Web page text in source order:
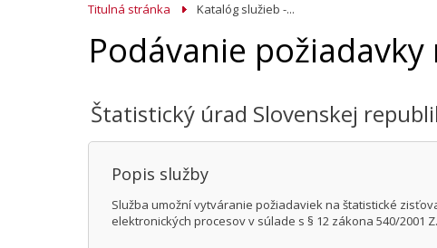
Titulná stránka Katalóg služieb -...
Podávanie
Štatistický úrad Slovenskej
Popis služby
Služba umožní vytváranie požiadaviek na štatistické
elektronických procesov v súlade s § 12 zákona 540/2001